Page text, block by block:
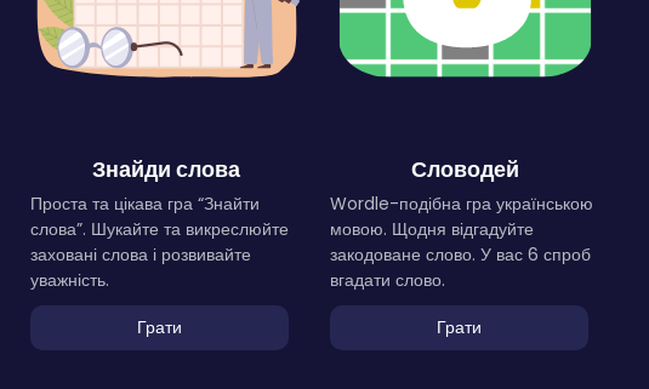
Знайди слова
Проста та цікава гра “Знайти
слова”. Шукайте та викреслюйте
заховані слова і розвивайте
уважність.
Грати
Словодей
Wordle-подібна гра українською
мовою. Щодня відгадуйте
закодоване слово. У вас 6 спроб
вгадати слово.
Грати